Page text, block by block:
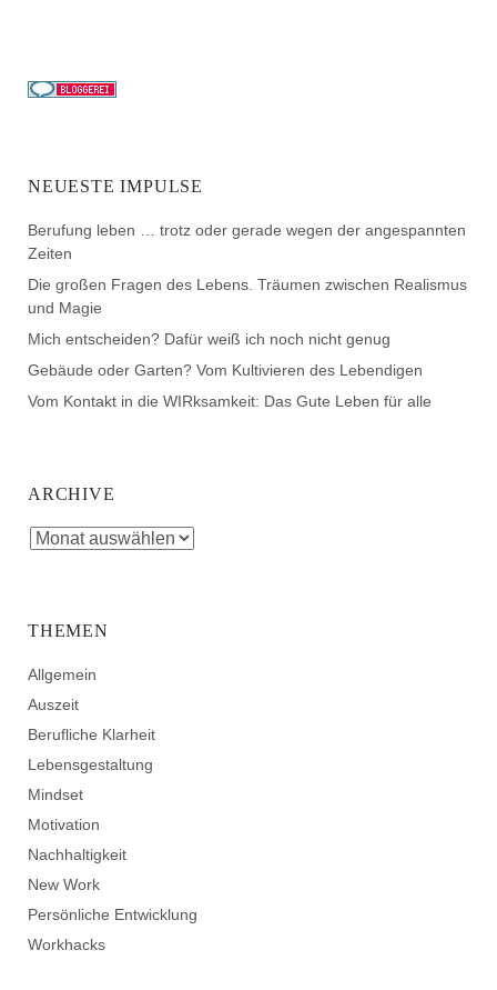
NEUESTE IMPULSE
Berufung leben … trotz oder gerade wegen der angespannten
Zeiten
Die großen Fragen des Lebens. Träumen zwischen Realismus
und Magie
Mich entscheiden? Dafür weiß ich noch nicht genug
Gebäude oder Garten? Vom Kultivieren des Lebendigen
Vom Kontakt in die WIRksamkeit: Das Gute Leben für alle
ARCHIVE
THEMEN
Allgemein
Auszeit
Berufliche Klarheit
Lebensgestaltung
Mindset
Motivation
Nachhaltigkeit
New Work
Persönliche Entwicklung
Workhacks